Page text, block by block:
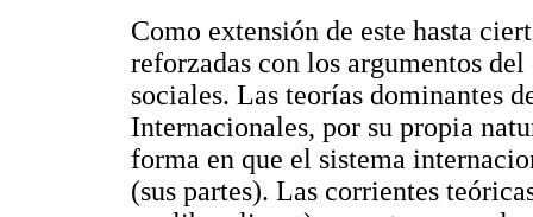
Como extensión de este hasta
reforzadas con los argumentos
sociales. Las teorías dominantes
Internacionales, por su propia
forma en que el sistema
(sus partes). Las corrientes